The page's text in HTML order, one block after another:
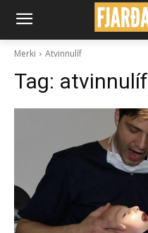
Merki Atvinnulíf
Tag: atvinnulíf